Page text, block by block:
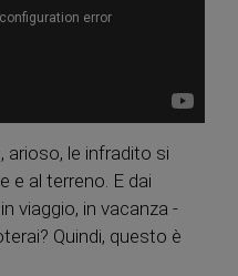
arioso, le infradito si
e al terreno. E dai
viaggio, in vacanza -
Quindi, questo è